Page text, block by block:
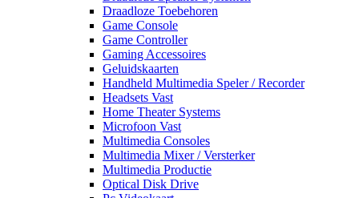
Draadloze Toebehoren
Game Console
Game Controller
Gaming Accessoires
Geluidskaarten
Handheld Multimedia Speler / Recorder
Headsets Vast
Home Theater Systems
Microfoon Vast
Multimedia Consoles
Multimedia Mixer / Versterker
Multimedia Productie
Optical Disk Drive